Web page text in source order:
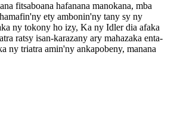
fitsaboana hafanana manokana, mba
ety ambonin'ny tany sy ny
ny tokony ho izy, Ka ny Idler dia afaka
ratsy isan-karazany ary mahazaka enta-
ny triatra amin'ny ankapobeny, manana